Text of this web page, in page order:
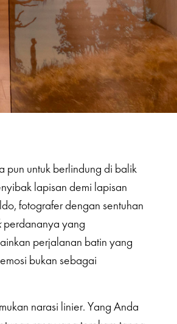
pun untuk berlindung di balik
lapisan demi lapisan
fotografer dengan sentuhan
perdananya yang
perjalanan batin yang
bukan sebagai
narasi linier. Yang Anda